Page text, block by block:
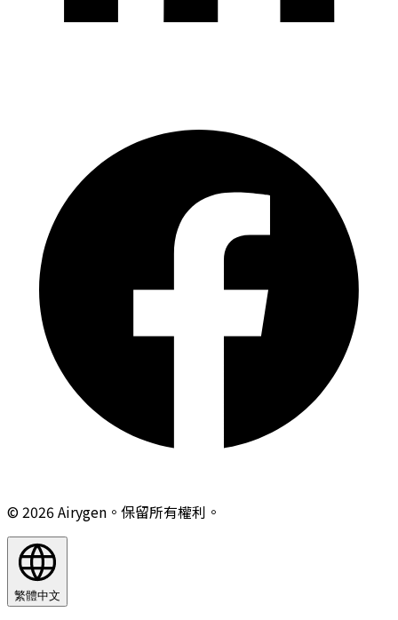
© 2026 Airygen。保留所有權利。
繁體中文